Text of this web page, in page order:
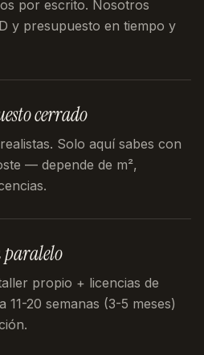
por escrito. Nosotros
y presupuesto en tiempo y
cerrado
Solo aquí sabes con
— depende de m²,
paralelo
propio + licencias de
11-20 semanas (3-5 meses)